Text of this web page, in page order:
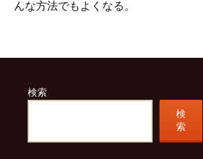
んな方法でもよくなる。
検索
検
索